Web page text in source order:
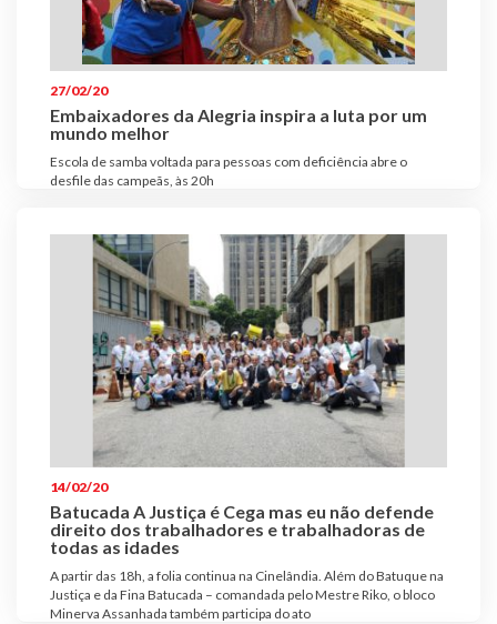
27/02/20
Embaixadores da Alegria inspira a luta por um
mundo melhor
Escola de samba voltada para pessoas com deficiência abre o
desfile das campeãs, às 20h
14/02/20
Batucada A Justiça é Cega mas eu não defende
direito dos trabalhadores e trabalhadoras de
todas as idades
A partir das 18h, a folia continua na Cinelândia. Além do Batuque na
Justiça e da Fina Batucada – comandada pelo Mestre Riko, o bloco
Minerva Assanhada também participa do ato
Plano de Saúde
Assistência Funeral
Pós-graduação
FacebookInstagramTwitter Youtube TikTok Whatsapp